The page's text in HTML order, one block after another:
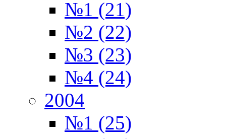
№1 (21)
№2 (22)
№3 (23)
№4 (24)
2004
№1 (25)